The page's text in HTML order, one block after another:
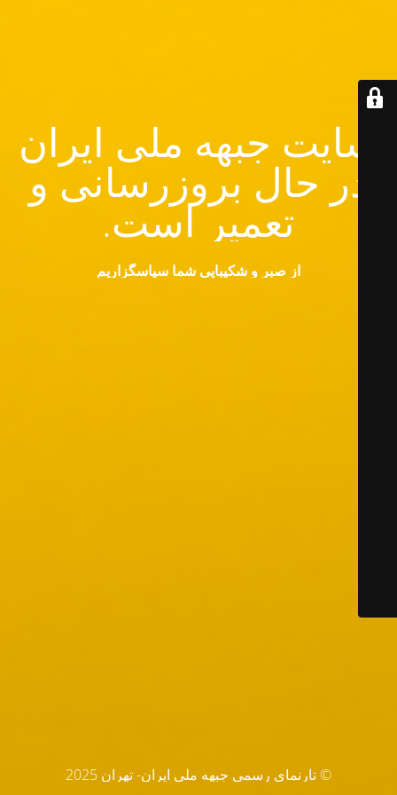
سایت جبهه ملی ایران
در حال بروزرسانی و
تعمیر است.
از صبر و شکیبایی شما سپاسگزاریم
© تارنماي رسمي جبهه ملي ايران- تهران 2025